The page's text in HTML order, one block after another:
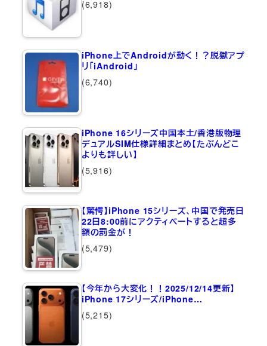
(6,918)
iPhone上でAndroidが動く！？脱獄アプ
リ「iAndroid」
(6,740)
iPhone 16シリーズ中国本土/香港版物理
デュアルSIM仕様詳細まとめ【たぶんどこ
よりも詳しい】
(5,916)
【驚愕】iPhone 15シリーズ、中国で発売日
22日8:00前にアクティベートすると超多
額の罰金が！
(5,479)
【今年から大変化！！2025/12/14更新】
iPhone 17シリーズ/iPhone…
(5,215)